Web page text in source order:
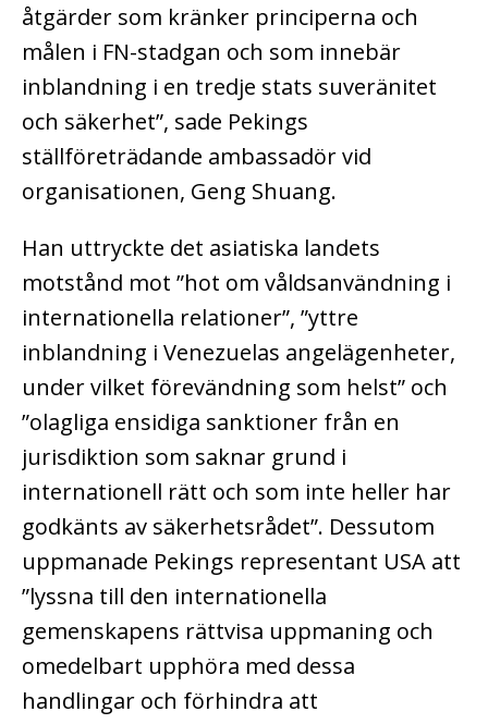
åtgärder som kränker principerna och
målen i FN-stadgan och som innebär
inblandning i en tredje stats suveränitet
och säkerhet”, sade Pekings
ställföreträdande ambassadör vid
organisationen, Geng Shuang.
Han uttryckte det asiatiska landets
motstånd mot ”hot om våldsanvändning i
internationella relationer”, ”yttre
inblandning i Venezuelas angelägenheter,
under vilket förevändning som helst” och
”olagliga ensidiga sanktioner från en
jurisdiktion som saknar grund i
internationell rätt och som inte heller har
godkänts av säkerhetsrådet”. Dessutom
uppmanade Pekings representant USA att
”lyssna till den internationella
gemenskapens rättvisa uppmaning och
omedelbart upphöra med dessa
handlingar och förhindra att